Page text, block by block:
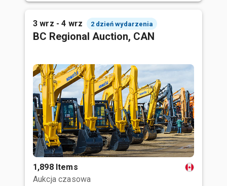
3 wrz - 4 wrz 2 dzień wydarzenia
BC Regional Auction, CAN
1,898 Items
Aukcja czasowa